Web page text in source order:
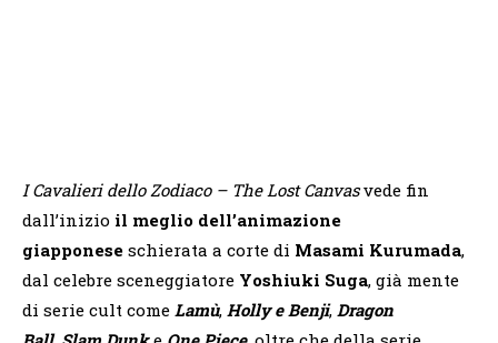
I Cavalieri dello Zodiaco – The Lost Canvasvede fin
dall’inizio il meglio dell’animazione
giapponese schierata a corte di Masami Kurumada,
dal celebre sceneggiatore Yoshiuki Suga, già mente
di serie cult come Lamù, Holly e Benji, Dragon